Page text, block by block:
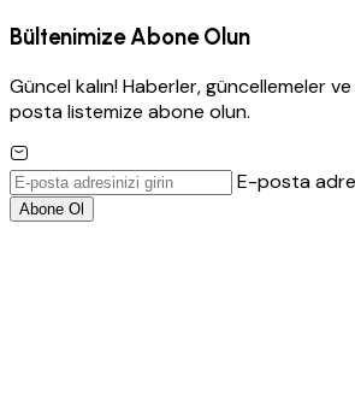
Bültenimize Abone Olun
Güncel kalın! Haberler, güncellemeler
posta listemize abone olun.
E-posta
Abone Ol